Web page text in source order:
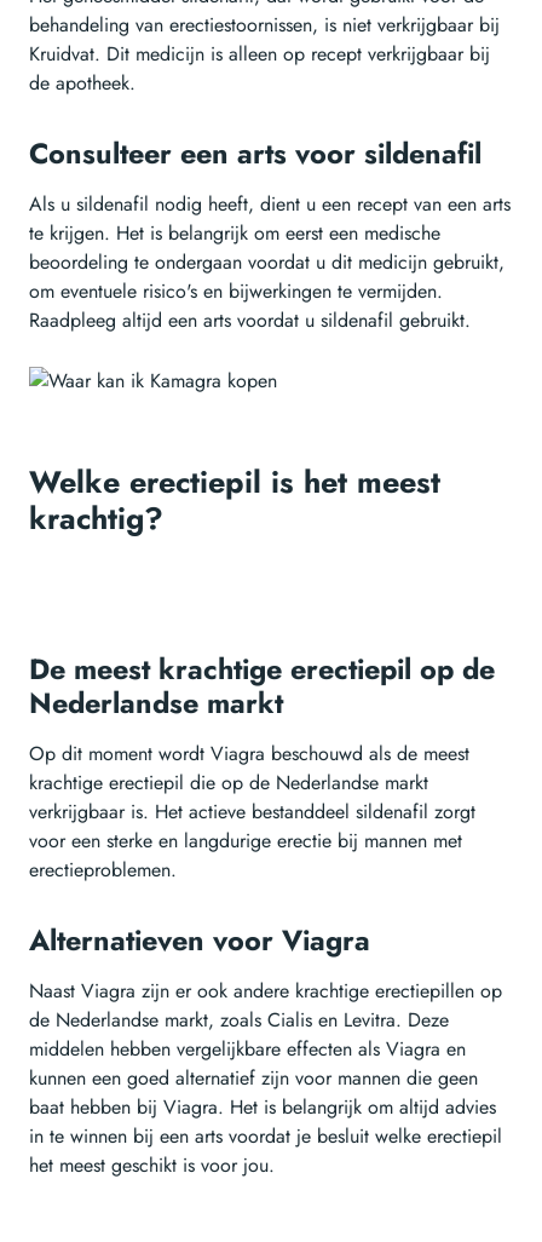
behandeling van erectiestoornissen, is niet verkrijgbaar bij
Kruidvat. Dit medicijn is alleen op recept verkrijgbaar bij
de apotheek.
Consulteer een arts voor sildenafil
Als u sildenafil nodig heeft, dient u een recept van een arts
te krijgen. Het is belangrijk om eerst een medische
beoordeling te ondergaan voordat u dit medicijn gebruikt,
om eventuele risico's en bijwerkingen te vermijden.
Raadpleeg altijd een arts voordat u sildenafil gebruikt.
Welke erectiepil is het meest
krachtig?
De meest krachtige erectiepil op de
Nederlandse markt
Op dit moment wordt Viagra beschouwd als de meest
krachtige erectiepil die op de Nederlandse markt
verkrijgbaar is. Het actieve bestanddeel sildenafil zorgt
voor een sterke en langdurige erectie bij mannen met
erectieproblemen.
Alternatieven voor Viagra
Naast Viagra zijn er ook andere krachtige erectiepillen op
de Nederlandse markt, zoals Cialis en Levitra. Deze
middelen hebben vergelijkbare effecten als Viagra en
kunnen een goed alternatief zijn voor mannen die geen
baat hebben bij Viagra. Het is belangrijk om altijd advies
in te winnen bij een arts voordat je besluit welke erectiepil
het meest geschikt is voor jou.